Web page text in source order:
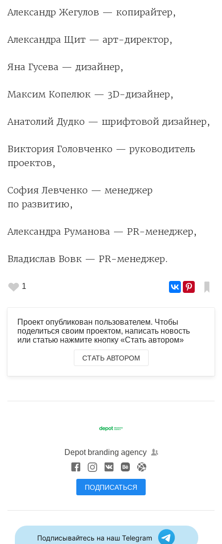
Александр Жегулов — копирайтер,
Александра Щит — арт-директор,
Яна Гусева — дизайнер,
Максим Копелюк — 3D-дизайнер,
Анатолий Дудко — шрифтовой дизайнер,
Виктория Головченко — руководитель
проектов,
София Левченко — менеджер
по развитию,
Александра Руманова — PR-менеджер,
Владислав Вовк — PR-менеджер.
1
Проект опубликован пользователем. Чтобы
поделиться своим проектом, написать новость
или статью нажмите кнопку «Стать автором»
СТАТЬ АВТОРОМ
Depot branding agency
ПОДПИСАТЬСЯ
Подписывайтесь на наш Telegram